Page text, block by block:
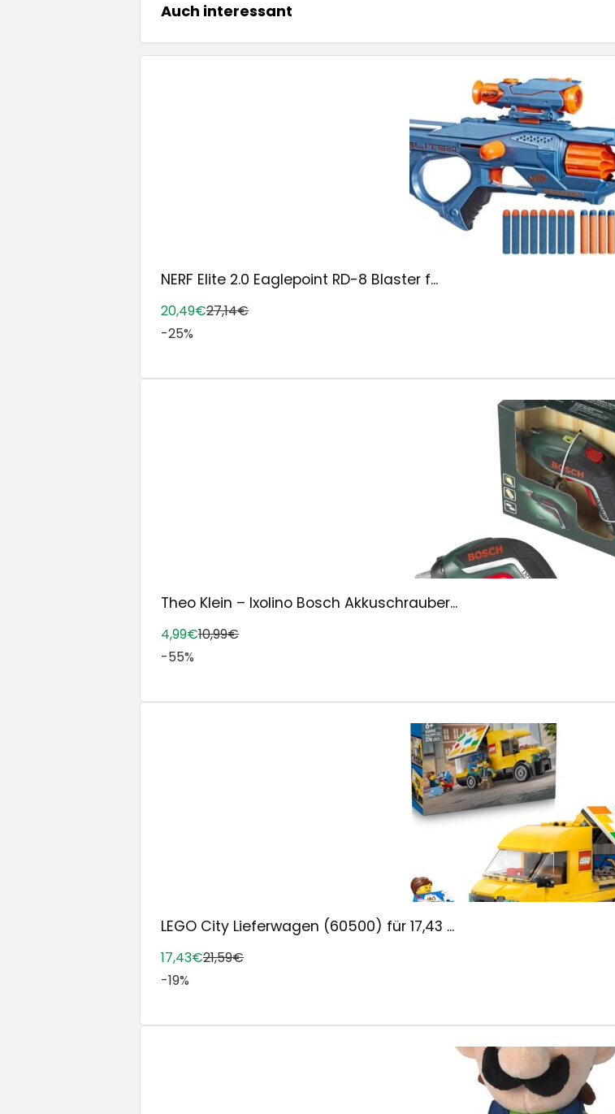
Auch interessant
NERF Elite 2.0 Eaglepoint RD-8 Blaster f...
20,49€27,14€
-25%
Theo Klein – Ixolino Bosch Akkuschrauber...
4,99€10,99€
-55%
LEGO City Lieferwagen (60500) für 17,43 ...
17,43€21,59€
-19%